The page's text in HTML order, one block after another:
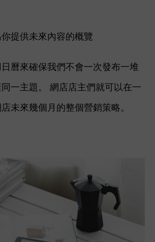
提供未來內容的概覽
曆來確保我們不會一次發布一堆
一主題。 網店店主們就可以在一
未來幾個月的整個營銷策略。